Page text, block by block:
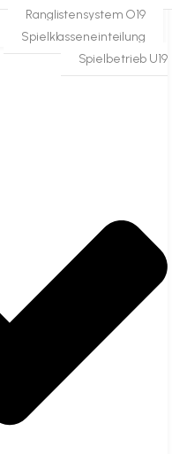
Ranglistensystem O19
Spielklasseneinteilung
Spielbetrieb U19